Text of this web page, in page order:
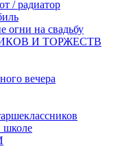
/ радиатор
огни на свадьбу
И ТОРЖЕСТВ
вечера
школе